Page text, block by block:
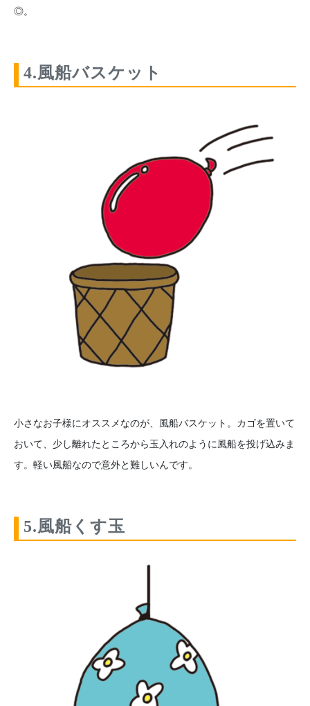
◎。
4.風船バスケット
小さなお子様にオススメなのが、風船バスケット。カゴを置いて
おいて、少し離れたところから玉入れのように風船を投げ込みま
す。軽い風船なので意外と難しいんです。
5.風船くす玉